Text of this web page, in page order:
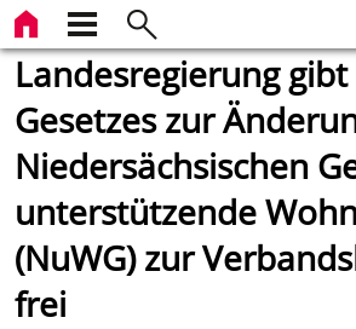
Landesregierung
Gesetzes zur
Niedersächsischen
unterstützende
(NuWG) zur
frei